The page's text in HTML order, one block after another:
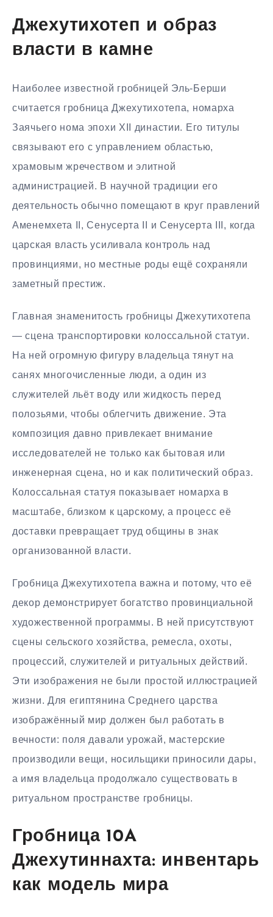
Джехутихотеп и образ
власти в камне
Наиболее известной гробницей Эль-Берши
считается гробница Джехутихотепа, номарха
Заячьего нома эпохи XII династии. Его титулы
связывают его с управлением областью,
храмовым жречеством и элитной
администрацией. В научной традиции его
деятельность обычно помещают в круг правлений
Аменемхета II, Сенусерта II и Сенусерта III, когда
царская власть усиливала контроль над
провинциями, но местные роды ещё сохраняли
заметный престиж.
Главная знаменитость гробницы Джехутихотепа
— сцена транспортировки колоссальной статуи.
На ней огромную фигуру владельца тянут на
санях многочисленные люди, а один из
служителей льёт воду или жидкость перед
полозьями, чтобы облегчить движение. Эта
композиция давно привлекает внимание
исследователей не только как бытовая или
инженерная сцена, но и как политический образ.
Колоссальная статуя показывает номарха в
масштабе, близком к царскому, а процесс её
доставки превращает труд общины в знак
организованной власти.
Гробница Джехутихотепа важна и потому, что её
декор демонстрирует богатство провинциальной
художественной программы. В ней присутствуют
сцены сельского хозяйства, ремесла, охоты,
процессий, служителей и ритуальных действий.
Эти изображения не были простой иллюстрацией
жизни. Для египтянина Среднего царства
изображённый мир должен был работать в
вечности: поля давали урожай, мастерские
производили вещи, носильщики приносили дары,
а имя владельца продолжало существовать в
ритуальном пространстве гробницы.
Гробница 10A
Джехутиннахта: инвентарь
как модель мира